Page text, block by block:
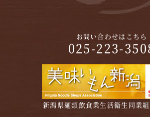
お問い合わせはこちら
025-223-
新潟県麺類飲食業生活衛生同業